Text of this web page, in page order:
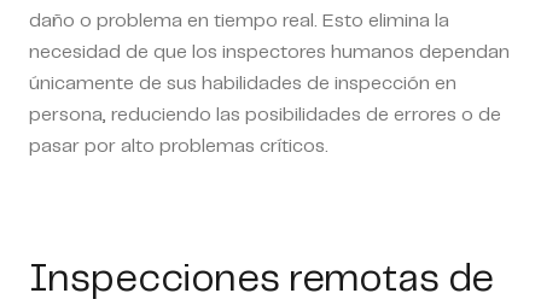
daño o problema en tiempo real. Esto elimina la
necesidad de que los inspectores humanos dependan
únicamente de sus habilidades de inspección en
persona, reduciendo las posibilidades de errores o de
pasar por alto problemas críticos.
Inspecciones remotas de